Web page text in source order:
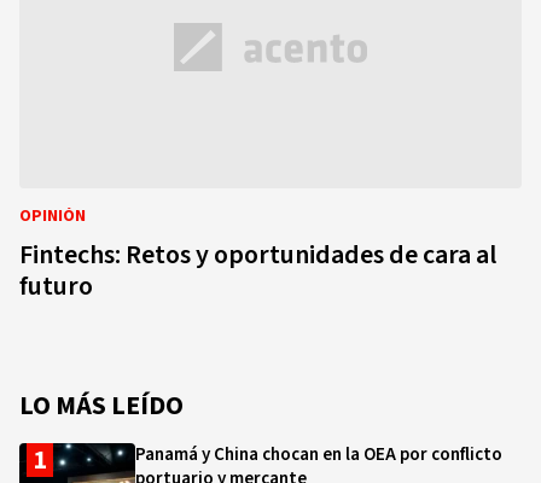
OPINIÓN
Fintechs: Retos y oportunidades de cara al
futuro
LO MÁS LEÍDO
Panamá y China chocan en la OEA por conflicto